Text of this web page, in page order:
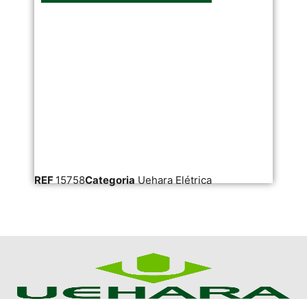
REF 15758Categoria Uehara Elétrica